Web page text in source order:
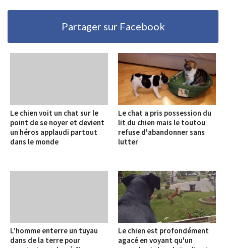
Partager sur Facebook
Le chien voit un chat sur le
point de se noyer et devient
un héros applaudi partout
dans le monde
Le chat a pris possession du
lit du chien mais le toutou
refuse d'abandonner sans
lutter
L’homme enterre un tuyau
dans de la terre pour
Le chien est profondément
agacé en voyant qu'un